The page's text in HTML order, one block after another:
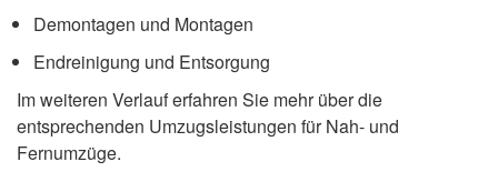
Demontagen und Montagen
Endreinigung und Entsorgung
Im weiteren Verlauf erfahren Sie mehr über die
entsprechenden Umzugsleistungen für Nah- und
Fernumzüge.